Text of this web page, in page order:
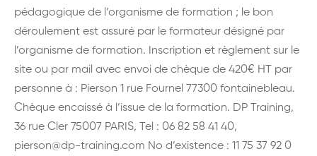
pédagogique de l’organisme de formation ; le bon
déroulement est assuré par le formateur désigné par
l’organisme de formation. Inscription et règlement sur le
site ou par mail avec envoi de chèque de 420€ HT par
personne à : Pierson 1 rue Fournel 77300 fontainebleau.
Chèque encaissé à l’issue de la formation. DP Training,
36 rue Cler 75007 PARIS, Tel : 06 82 58 41 40,
pierson@dp-training.com No d’existence : 11 75 37 92 0